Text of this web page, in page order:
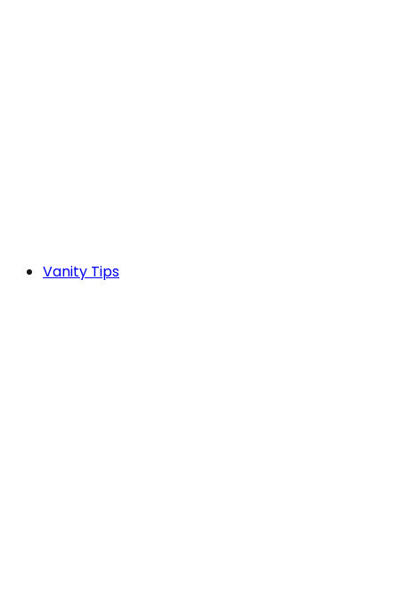
Vanity Tips